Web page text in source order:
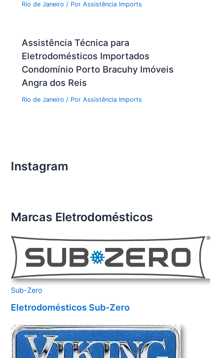
Rio de Janeiro / PorAssistência Imports
Assistência Técnica para
Eletrodomésticos Importados
Condomínio Porto Bracuhy Imóveis
Angra dos Reis
Rio de Janeiro / PorAssistência Imports
Instagram
Marcas Eletrodomésticos
Sub-Zero
Eletrodomésticos Sub-Zero